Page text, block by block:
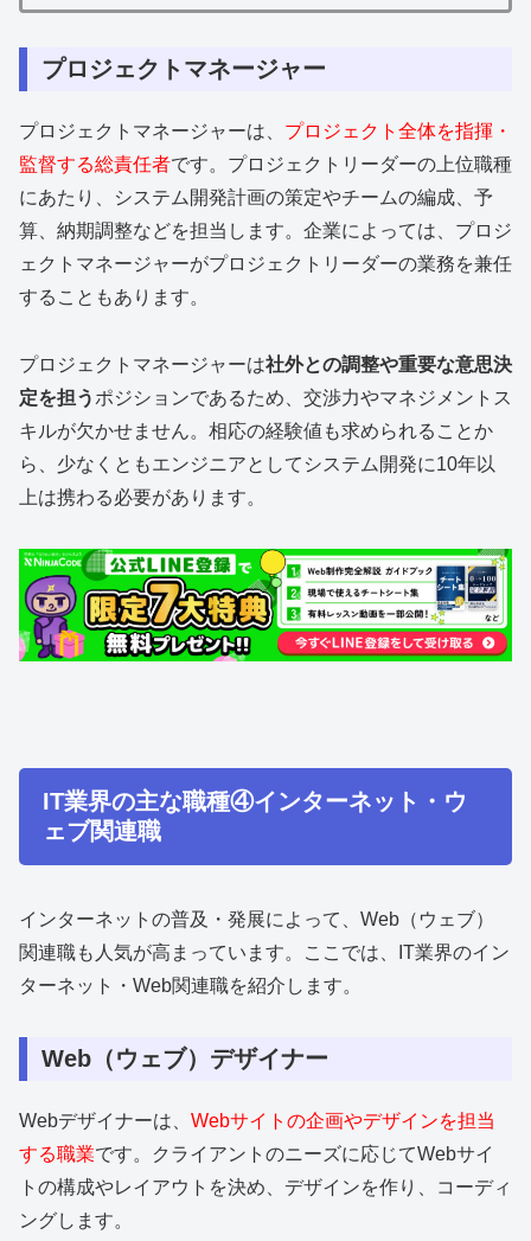
プロジェクトマネージャー
プロジェクトマネージャーは、 プロジェクト全体を指揮・
監督する総責任者です。プロジェクトリーダーの上位職種
にあたり、システム開発計画の策定やチームの編成、予
算、納期調整などを担当します。企業によっては、プロジ
ェクトマネージャーがプロジェクトリーダーの業務を兼任
することもあります。
プロジェクトマネージャーは社外との調整や重要な意思決
定を担う ポジションであるため、交渉力やマネジメントス
キルが欠かせません。相応の経験値も求められることか
ら、少なくともエンジニアとしてシステム開発に10年以
上は携わる必要があります。
IT業界の主な職種④インターネット・ウ
ェブ関連職
インターネットの普及・発展によって、Web（ウェブ）
関連職も人気が高まっています。ここでは、IT業界のイン
ターネット・Web関連職を紹介します。
Web（ウェブ）デザイナー
Webデザイナーは、 Webサイトの企画やデザインを担当
する職業です。クライアントのニーズに応じてWebサイ
トの構成やレイアウトを決め、デザインを作り、コーディ
ングします。